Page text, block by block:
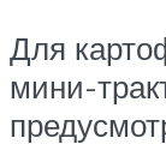
Для
мини-